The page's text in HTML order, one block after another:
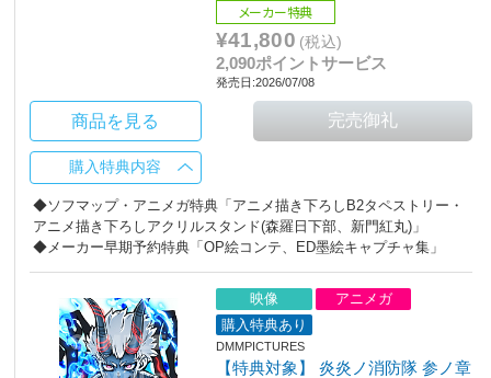
メーカー特典
¥41,800 (税込)
2,090ポイントサービス
発売日:2026/07/08
商品を見る
購入特典内容
◆ソフマップ・アニメガ特典「アニメ描き下ろしB2タペストリー・
アニメ描き下ろしアクリルスタンド(森羅日下部、新門紅丸)」
◆メーカー早期予約特典「OP絵コンテ、ED墨絵キャプチャ集」
映像
アニメガ
購入特典あり
DMMPICTURES
【特典対象】 炎炎ノ消防隊 参ノ章